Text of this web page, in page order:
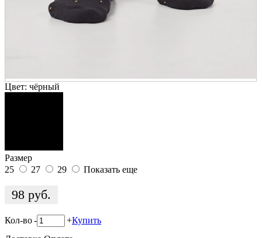
Цвет: чёрный
Размер
25
27 29 Показать еще
98 руб.
Кол-во- +Купить